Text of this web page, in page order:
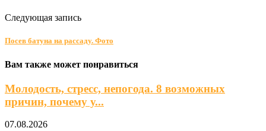
Следующая запись
Посев батуна на рассаду. Фото
Вам также может понравиться
Молодость, стресс, непогода. 8 возможных
причин, почему у...
07.08.2026